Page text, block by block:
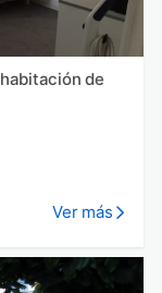
de
Ver más